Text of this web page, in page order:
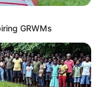
les places.
qu’il
Cloud et s’y est
peut effacer sa
du podium.
GRWMs